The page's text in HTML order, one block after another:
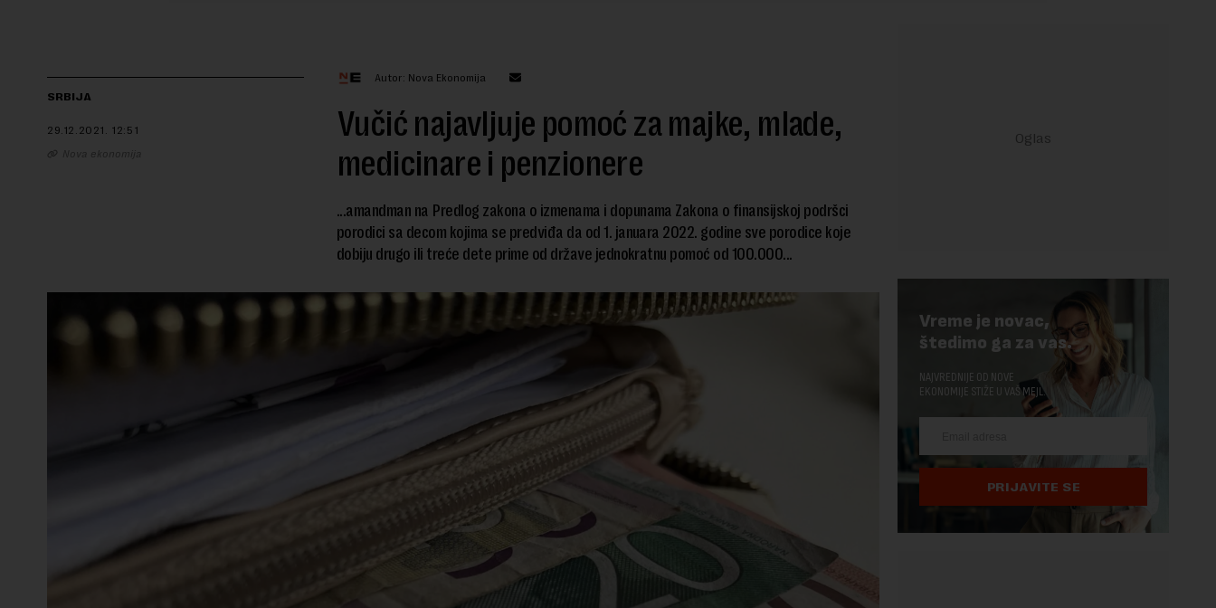
SRBIJA
29.12.2021. 12:51
Nova ekonomija
Autor: Nova Ekonomija
Vučić najavljuje pomoć za majke, mlade,
medicinare i penzionere
...amandman na Predlog zakona o izmenama i dopunama Zakona o finansijskoj podršci
porodici sa decom kojima se predviđa da od 1. januara 2022. godine sve porodice koje
dobiju drugo ili treće dete prime od države jednokratnu pomoć od 100.000...
Vreme je novac,
štedimo ga za vas.
NAJVREDNIJE OD NOVE
EKONOMIJE STIŽE U VAŠ MEJL.
PRIJAVITE SE